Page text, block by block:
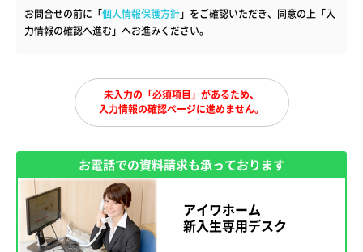
お問合せの前に「個人情報保護方針」をご確認いただき、同意の上「入
力情報の確認へ進む」へお進みください。
未入力の「必須項目」があるため、
入力情報の確認ページに進めません。
お電話での資料請求も承っております
アイワホーム
新入生専用デスク